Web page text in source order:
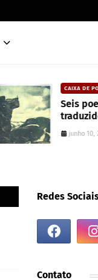
CAIXA DE
Seis
junho 10,
Redes
Contato